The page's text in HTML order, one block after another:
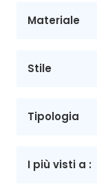
Materiale
Stile
Tipologia
I più visti a :